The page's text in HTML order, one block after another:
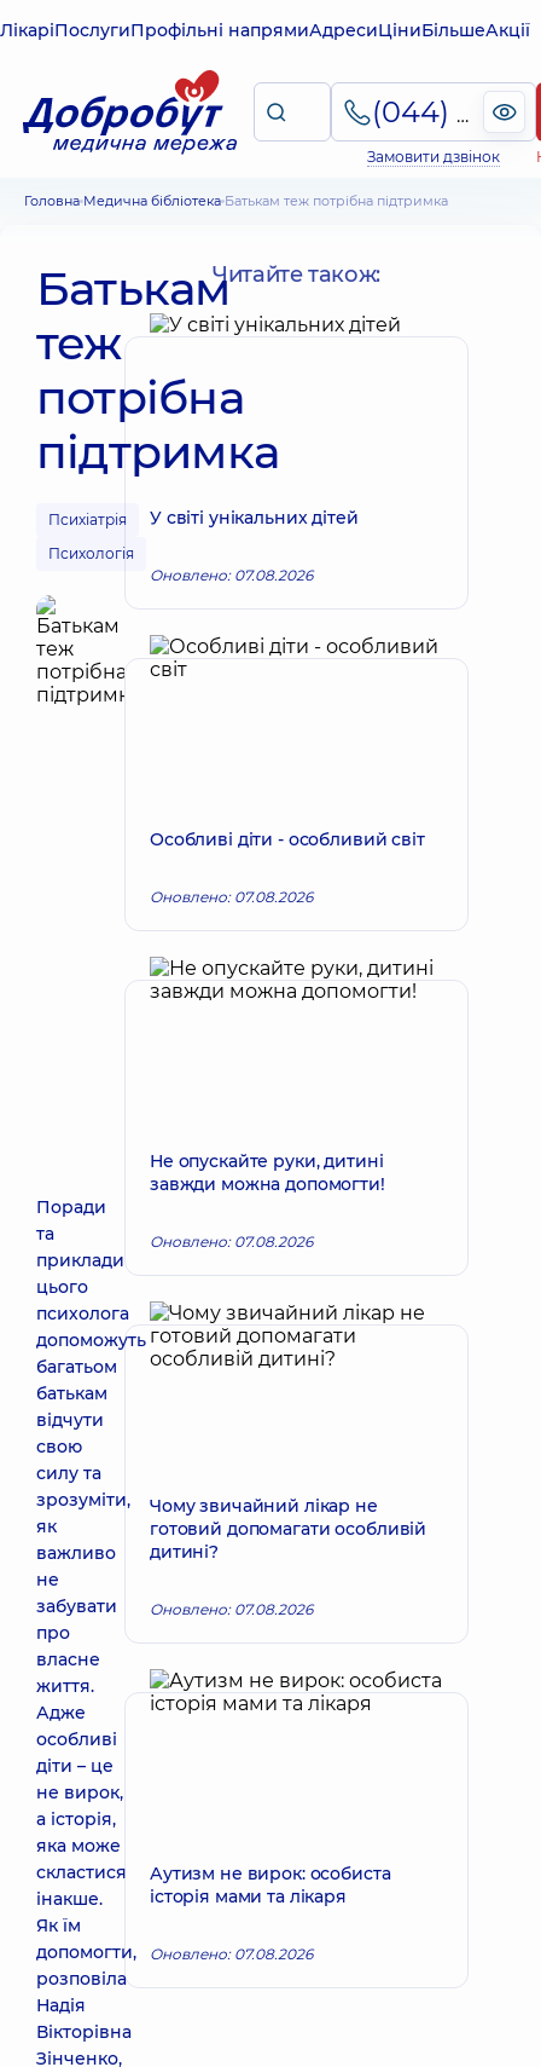
ЛікаріПослугиПрофільні напрямиАдресиЦіниБільшеАкції
(044) 495-2-888
Замовити дзвінок
Головна Медична бібліотека Батькам теж потрібна підтримка
Батькам
теж
потрібна
підтримка
Психіатрія
Психологія
Поради
та
приклади
цього
психолога
допоможуть
багатьом
батькам
відчути
свою
силу та
зрозуміти,
як
важливо
не
забувати
про
власне
життя.
Адже
особливі
діти – це
не вирок,
а історія,
яка може
скластися
інакше.
Як їм
допомогти,
розповіла
Надія
Вікторівна
Зінченко,
Читайте також:
У світі унікальних дітей
Оновлено: 07.08.2026
Особливі діти - особливий світ
Оновлено: 07.08.2026
Не опускайте руки, дитині
завжди можна допомогти!
Оновлено: 07.08.2026
Чому звичайний лікар не
готовий допомагати особливій
дитині?
Оновлено: 07.08.2026
Аутизм не вирок: особиста
історія мами та лікаря
Оновлено: 07.08.2026